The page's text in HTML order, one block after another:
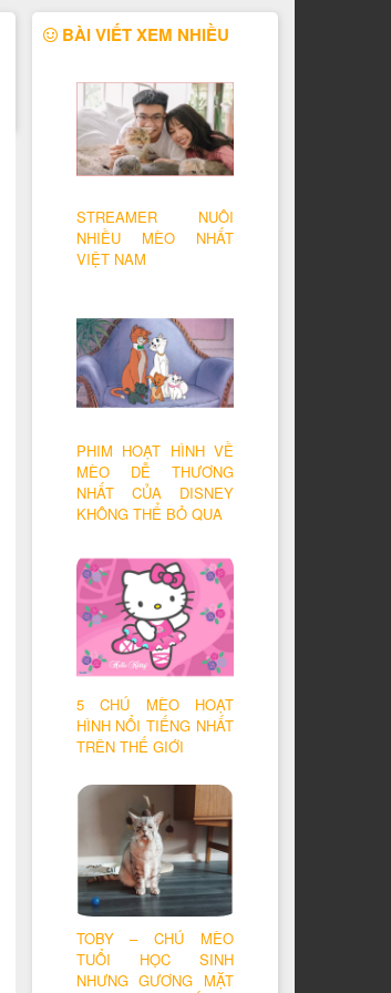
BÀI VIẾT XEM NHIỀU
STREAMER NUÔI
NHIỀU MÈO NHẤT
VIỆT NAM
PHIM HOẠT HÌNH VỀ
MÈO DỄ THƯƠNG
NHẤT CỦA DISNEY
KHÔNG THỂ BỎ QUA
5 CHÚ MÈO HOẠT
HÌNH NỔI TIẾNG NHẤT
TRÊN THẾ GIỚI
TOBY – CHÚ MÈO
TUỔI HỌC SINH
NHƯNG GƯƠNG MẶT